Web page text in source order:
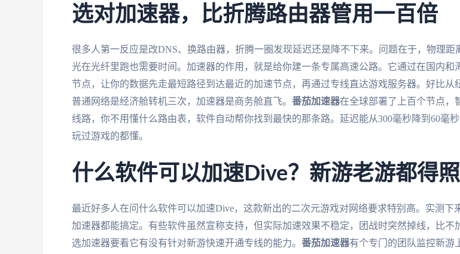
选对加速器，比折腾路由器管用一百倍
很多人第一反应是改DNS、换路由器，折腾一圈发现延迟还是降不下来。问题在于，物理距
光在光纤里跑也需要时间。加速器的作用，就是给你建一条专属高速公路。它通过在国内和
节点，让你的数据先走最短路径到达最近的加速节点，再通过专线直达游戏服务器。好比从
普通网络是经济舱转机三次，加速器是商务舱直飞。 番茄加速器在全球部署了上百个节点，
线路，你不用懂什么路由表，软件自动帮你找到最快的那条路。延迟能从300毫秒降到60毫秒
玩过游戏的都懂。
什么软件可以加速Dive？新游老游都得
最近好多人在问什么软件可以加速Dive，这款新出的二次元游戏对网络要求特别高。实测下
加速器都能搞定。有些软件虽然宣称支持，但实际加速效果不稳定，团战时突然掉线，比不
选加速器要看它有没有针对新游快速开通专线的能力。 番茄加速器有个专门的团队监控新游